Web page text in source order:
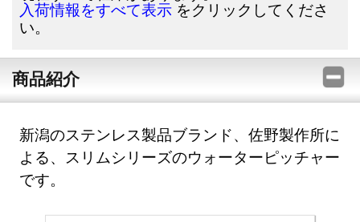
入荷情報をすべて表示 をクリックしてくださ
い。
商品紹介
新潟のステンレス製品ブランド、佐野製作所に
よる、スリムシリーズのウォーターピッチャー
です。